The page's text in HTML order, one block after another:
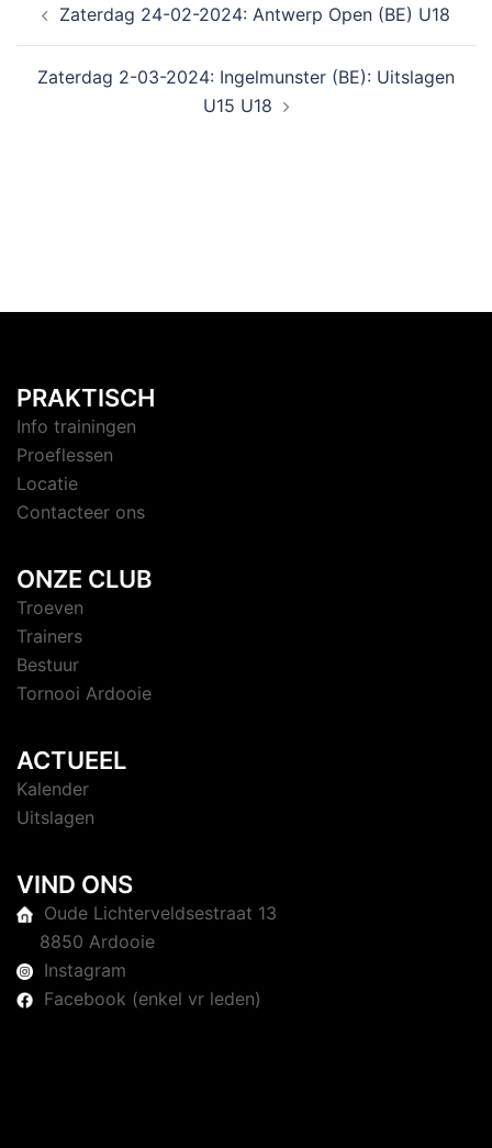
Zaterdag 24-02-2024: Antwerp Open (BE) U18
Zaterdag 2-03-2024: Ingelmunster (BE): Uitslagen
U15 U18
PRAKTISCH
Info trainingen
Proeflessen
Locatie
Contacteer ons
ONZE CLUB
Troeven
Trainers
Bestuur
Tornooi Ardooie
ACTUEEL
Kalender
Uitslagen
VIND ONS
Oude Lichterveldsestraat 13
8850 Ardooie
Instagram
Facebook (enkel vr leden)